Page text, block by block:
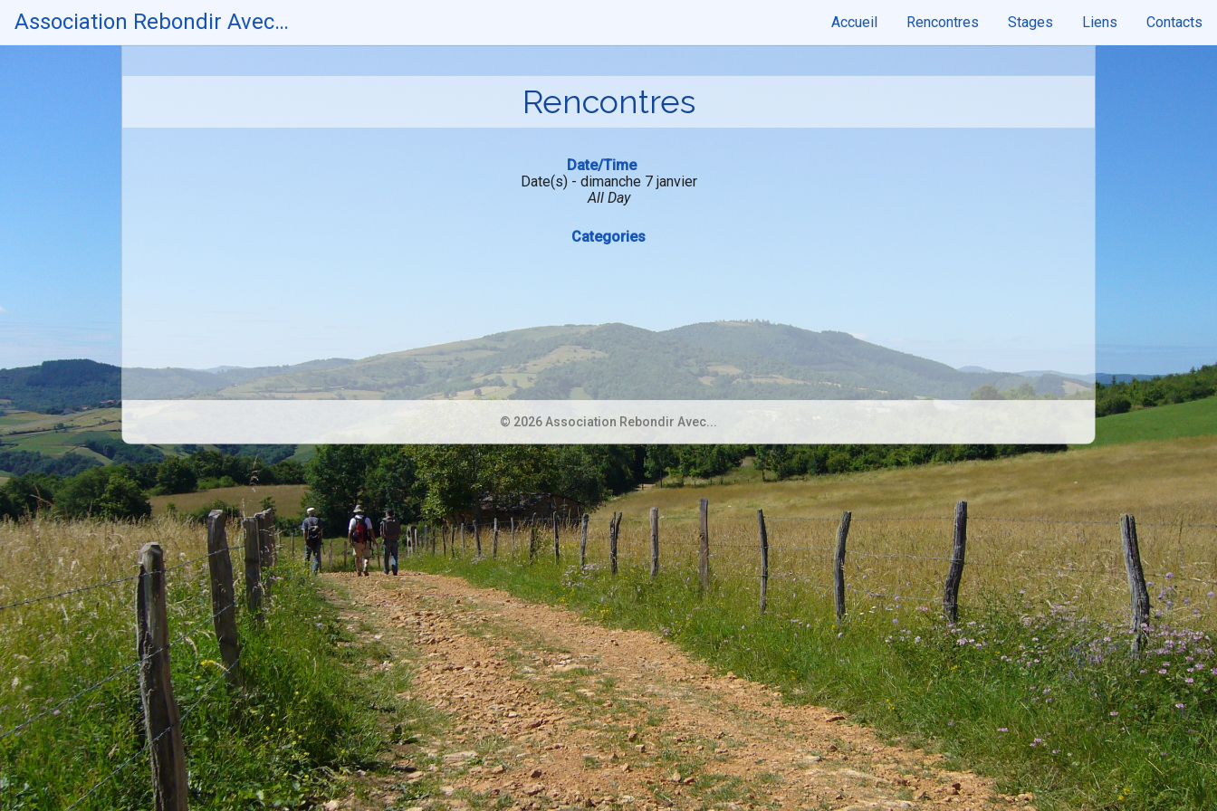
Association Rebondir Avec… Accueil Rencontres Stages Liens Contacts
Rencontres
Date/Time
Date(s) - dimanche 7 janvier
All Day
Categories
© 2026 Association Rebondir Avec...